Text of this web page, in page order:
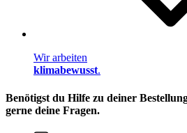
Wir arbeiten
klimabewusst.
Benötigst du Hilfe zu deiner
gerne deine Fragen.